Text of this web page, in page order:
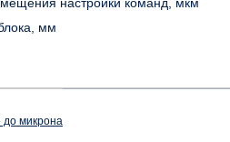
мм
до микрона